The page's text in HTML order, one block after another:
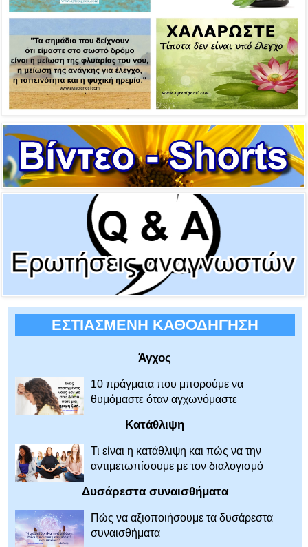
ΕΣΤΙΑΣΜΕΝΗ ΚΑΘΟΔΗΓΗΣΗ
Άγχος
10 πράγματα που μπορούμε να
θυμόμαστε όταν αγχωνόμαστε
Κατάθλιψη
Τι είναι η κατάθλιψη και πώς να την
αντιμετωπίσουμε με τον διαλογισμό
Δυσάρεστα συναισθήματα
Πώς να αξιοποιήσουμε τα δυσάρεστα
συναισθήματα